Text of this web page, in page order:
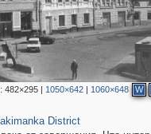
482×295| 1050×642| 1060×648 W
District